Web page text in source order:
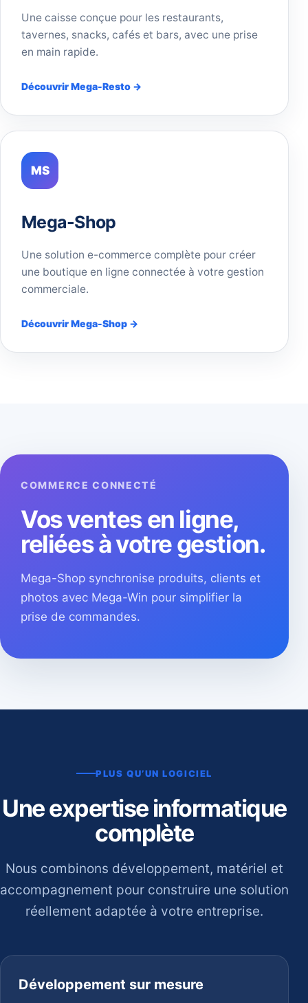
Une caisse conçue pour les restaurants,
tavernes, snacks, cafés et bars, avec une prise
en main rapide.
Découvrir Mega-Resto →
MS
Mega-Shop
Une solution e-commerce complète pour créer
une boutique en ligne connectée à votre gestion
commerciale.
Découvrir Mega-Shop →
COMMERCE CONNECTÉ
Vos ventes en ligne,
reliées à votre gestion.
Mega-Shop synchronise produits, clients et
photos avec Mega-Win pour simplifier la
prise de commandes.
PLUS QU’UN LOGICIEL
Une expertise informatique
complète
Nous combinons développement, matériel et
accompagnement pour construire une solution
réellement adaptée à votre entreprise.
Développement sur mesure